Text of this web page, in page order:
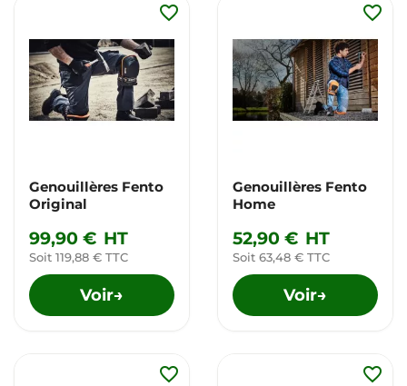
Genouillères Fento
Original
99,90 € HT
Soit 119,88 € TTC
Voir→
favorite_border
Genouillères Fento
Home
52,90 € HT
Soit 63,48 € TTC
Voir→
favorite_border
favorite_border favorite_border